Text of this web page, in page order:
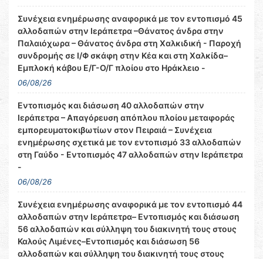
Συνέχεια ενημέρωσης αναφορικά με τον εντοπισμό 45
αλλοδαπών στην Ιεράπετρα –Θάνατος άνδρα στην
Παλαιόχωρα – Θάνατος άνδρα στη Χαλκιδική - Παροχή
συνδρομής σε Ι/Φ σκάφη στην Κέα και στη Χαλκίδα–
Εμπλοκή κάβου Ε/Γ-Ο/Γ πλοίου στο Ηράκλειο -
06/08/26
Εντοπισμός και διάσωση 40 αλλοδαπών στην
Ιεράπετρα – Απαγόρευση απόπλου πλοίου μεταφοράς
εμπορευματοκιβωτίων στον Πειραιά – Συνέχεια
ενημέρωσης σχετικά με τον εντοπισμό 33 αλλοδαπών
στη Γαύδο - Εντοπισμός 47 αλλοδαπών στην Ιεράπετρα
-
06/08/26
Συνέχεια ενημέρωσης αναφορικά με τον εντοπισμό 44
αλλοδαπών στην Ιεράπετρα– Εντοπισμός και διάσωση
56 αλλοδαπών και σύλληψη του διακινητή τους στους
Καλούς Λιμένες–Εντοπισμός και διάσωση 56
αλλοδαπών και σύλληψη του διακινητή τους στους